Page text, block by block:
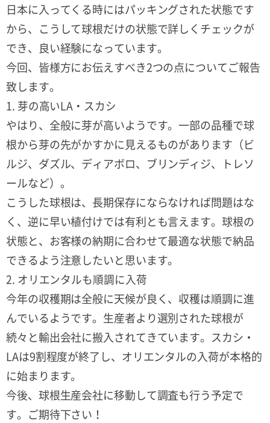
日本に入ってくる時にはパッキングされた状態です
から、こうして球根だけの状態で詳しくチェックが
でき、良い経験になっています。
今回、皆様方にお伝えすべき2つの点についてご報告
致します。
1. 芽の高いLA・スカシ
やはり、全般に芽が高いようです。一部の品種で球
根から芽の先がかすかに見えるものがあります（ビ
ルジ、ダズル、ディアボロ、ブリンディジ、トレソ
ールなど）。
こうした球根は、長期保存にならなければ問題はな
く、逆に早い植付けでは有利とも言えます。球根の
状態と、お客様の納期に合わせて最適な状態で納品
できるよう注意したいと思います。
2. オリエンタルも順調に入荷
今年の収穫期は全般に天候が良く、収穫は順調に進
んでいるようです。生産者より選別された球根が
続々と輸出会社に搬入されてきています。スカシ・
LAは9割程度が終了し、オリエンタルの入荷が本格的
に始まります。
今後、球根生産会社に移動して調査も行う予定で
す。ご期待下さい！